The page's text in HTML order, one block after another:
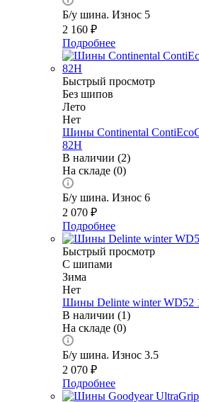
Б/у шина. Износ 5
2 160 ₽
Подробнее
Быстрый просмотр
Без шипов
Лето
Нет
Шины Continental
82H
В наличии (2)
На складе (0)
Б/у шина. Износ 6
2 070 ₽
Подробнее
Быстрый просмотр
С шипами
Зима
Нет
Шины Delinte winter WD52
В наличии (1)
На складе (0)
Б/у шина. Износ 3.5
2 070 ₽
Подробнее